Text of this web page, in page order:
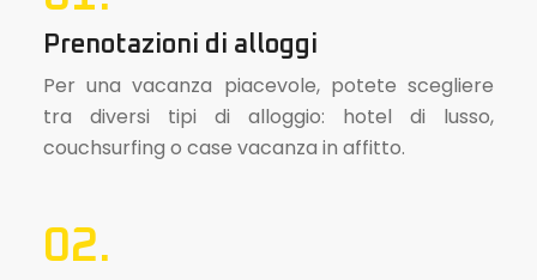
Prenotazioni di alloggi
Per una vacanza piacevole, potete scegliere
tra diversi tipi di alloggio: hotel di lusso,
couchsurfing o case vacanza in affitto.
02.